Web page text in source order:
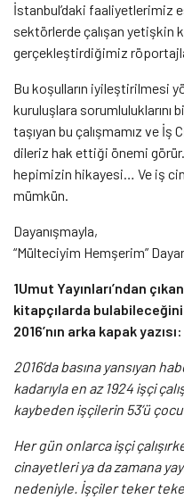
İstanbul’daki faaliyetlerimiz
sektörlerde çalışan yetişkin
gerçekleştirdiğimiz
Bu koşulların iyileştirilmesi
kuruluşlara sorumluluklarını
taşıyan bu çalışmamız ve İş
dileriz hak ettiği önemi
hepimizin hikayesi… Ve iş
mümkün.
Dayanışmayla,
“Mülteciyim Hemşerim”
1Umut Yayınları’ndan
kitapçılarda
2016’nın arka kapak yazısı:
2016’da basına yansıyan
kadarıyla en az 1924 işçi
kaybeden işçilerin 53’ü
Her gün onlarca işçi
cinayetleri ya da zamana
nedeniyle. İşçiler teker